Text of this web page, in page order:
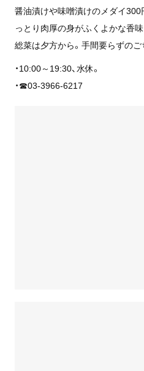
醤油漬けや味噌漬けのメダイ300
っとり肉厚の身がふくよかな香
総菜は夕方から。手間要らずのご
・10:00～19:30、水休。
・☎03-3966-6217